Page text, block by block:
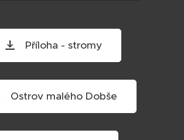
Příloha - stromy
Ostrov malého Dobše